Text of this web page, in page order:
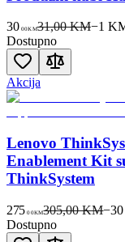
30 00KM31,00 KM−1
Dostupno
Akcija
Lenovo
Enablement Kit
ThinkSystem
275 00KM305,00 KM−30
Dostupno